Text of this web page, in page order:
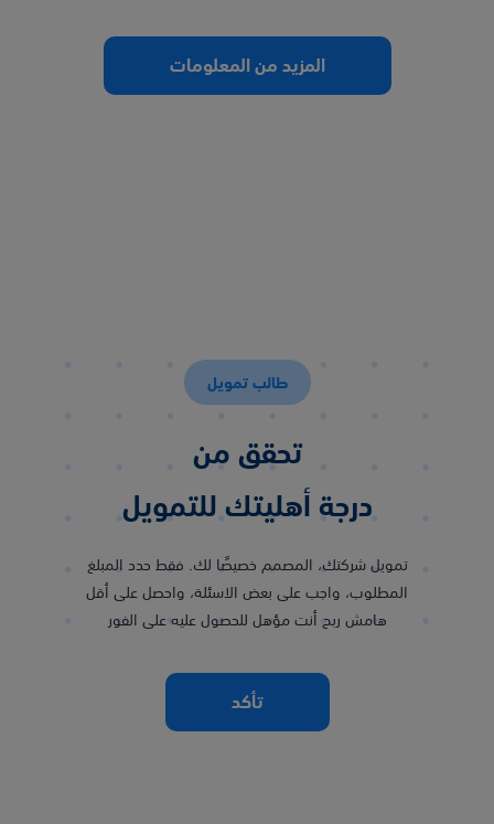
المزيد من المعلومات
طالب تمويل
تحقق من
درجة أهليتك للتمويل
تمويل شركتك، المصمم خصيصًا لك. فقط حدد المبلغ
المطلوب، واجب على بعض الاسئلة، واحصل على أقل
هامش ربح أنت مؤهل للحصول عليه على الفور
تأكد